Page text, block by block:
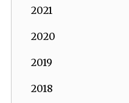
2021
2020
2019
2018